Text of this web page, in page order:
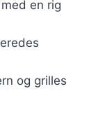
en rig
og grilles